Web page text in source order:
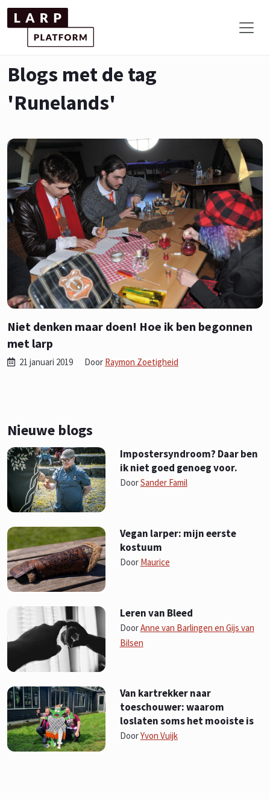
Blogs met de tag
'Runelands'
Niet denken maar doen! Hoe ik ben begonnen
met larp
21 januari 2019 Door Raymon Zoetigheid
Nieuwe blogs
Impostersyndroom? Daar ben
ik niet goed genoeg voor.
DoorSander Famil
Vegan larper: mijn eerste
kostuum
Door Maurice
Leren van Bleed
DoorAnne van Barlingen en Gijs van
Bilsen
Van kartrekker naar
toeschouwer: waarom
loslaten soms het mooiste is
DoorYvon Vuijk